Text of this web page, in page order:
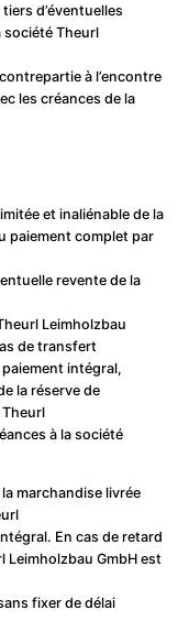
d’éventuelles
société Theurl
à l’encontre
les créances de la
et inaliénable de la
paiement complet par
revente de la
Leimholzbau
de transfert
intégral,
la réserve de
à la société
marchandise livrée
En cas de retard
Leimholzbau GmbH est
fixer de délai